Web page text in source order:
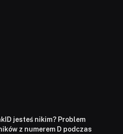
jesteś nikim? Problem
z numerem D podczas